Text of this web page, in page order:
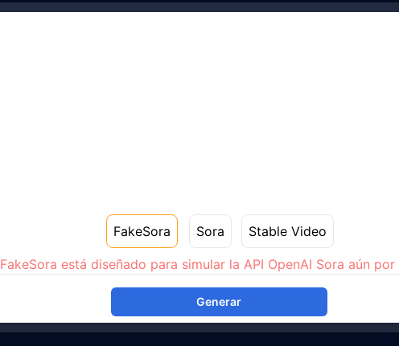
FakeSora Sora Stable Video
FakeSora está diseñado para simular la API OpenAI Sora aún por
Generar